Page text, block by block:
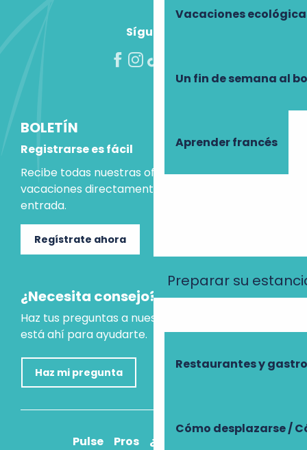
Vacaciones
Un fin de semana al
Aprender francés
Preparar su
Restaurantes y
Cómo desplazarse /
Síguenos
BOLETÍN
Registrarse es fácil
Recibe todas nuestras ofertas e ideas para las
vacaciones directamente en tu bandeja de
entrada.
Regístrate ahora
¿Necesita consejo?
Haz tus preguntas a nuestro asistente virtual, que
está ahí para ayudarte.
Haz mi pregunta
Pulse Pros ¿Cómo llegar?